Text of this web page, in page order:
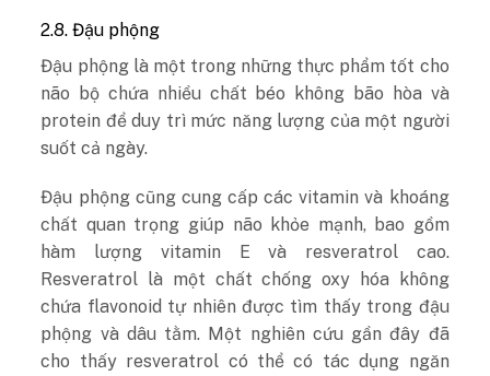
2.8. Đậu phộng
Đậu phộng là một trong những thực phẩm tốt cho
não bộ chứa nhiều chất béo không bão hòa và
protein để duy trì mức năng lượng của một người
suốt cả ngày.
Đậu phộng cũng cung cấp các vitamin và khoáng
chất quan trọng giúp não khỏe mạnh, bao gồm
hàm lượng vitamin E và resveratrol cao.
Resveratrol là một chất chống oxy hóa không
chứa flavonoid tự nhiên được tìm thấy trong đậu
phộng và dâu tằm. Một nghiên cứu gần đây đã
cho thấy resveratrol có thể có tác dụng ngăn